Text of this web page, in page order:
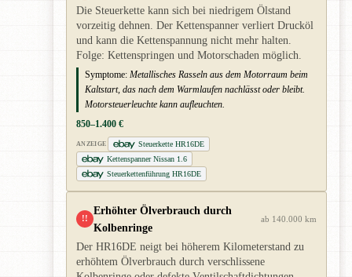
Die Steuerkette kann sich bei niedrigem Ölstand
vorzeitig dehnen. Der Kettenspanner verliert Drucköl
und kann die Kettenspannung nicht mehr halten.
Folge: Kettenspringen und Motorschaden möglich.
Symptome: Metallisches Rasseln aus dem Motorraum beim
Kaltstart, das nach dem Warmlaufen nachlässt oder bleibt.
Motorsteuerleuchte kann aufleuchten.
850–1.400 €
ANZEIGE
Steuerkette HR16DE
Kettenspanner Nissan 1.6
Steuerkettenführung HR16DE
!!
Erhöhter Ölverbrauch durch
Kolbenringe
ab 140.000 km
Der HR16DE neigt bei höherem Kilometerstand zu
erhöhtem Ölverbrauch durch verschlissene